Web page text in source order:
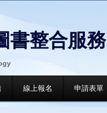
書整合服務
線上報名 申請表單